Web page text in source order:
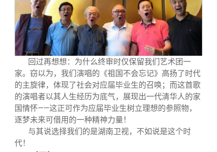
回过再想想：为什么终审时仅保留我们艺术团一
家。窃以为，我们演唱的《祖国不会忘记》高扬了时代
的主旋律，体现了社会对应届毕业生的召唤；而这首歌
的演唱者以其人生经历为底气，展现出一代清华人的家
国情怀——这正可作为应届毕业生树立理想的参照物，
逐梦未来可借用的一种精神力量！
与其说选择我们的是湖南卫视，不如说是这个时
代！